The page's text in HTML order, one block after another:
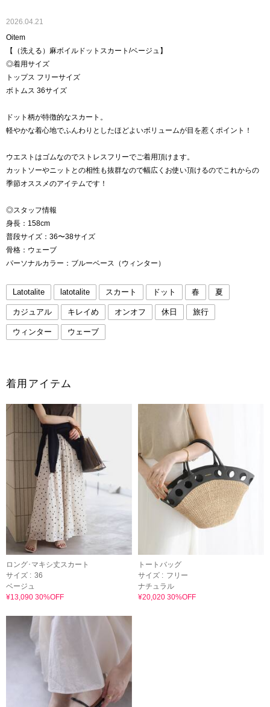
2026.04.21
Oitem
【（洗える）麻ボイルドットスカート/ベージュ】
◎着用サイズ
トップス フリーサイズ
ボトムス 36サイズ
ドット柄が特徴的なスカート。
軽やかな着心地でふんわりとしたほどよいボリュームが目を惹くポイント！
ウエストはゴムなのでストレスフリーでご着用頂けます。
カットソーやニットとの相性も抜群なので幅広くお使い頂けるのでこれからの
季節オススメのアイテムです！
◎スタッフ情報
身長：158cm
普段サイズ：36〜38サイズ
骨格：ウェーブ
パーソナルカラー：ブルーベース（ウィンター）
Latotalite latotalite スカート ドット 春 夏
カジュアル キレイめ オンオフ 休日 旅行
ウィンター ウェーブ
着用アイテム
ロング･マキシ丈スカート
サイズ : 36
ベージュ
¥13,090 30%OFF
トートバッグ
サイズ : フリー
ナチュラル
¥20,020 30%OFF